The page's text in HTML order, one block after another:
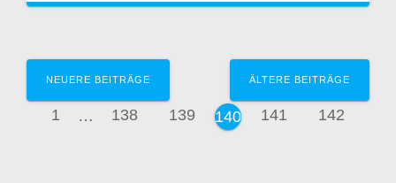
Beitragsnavigation
NEUERE BEITRÄGE
Seite
1 … Seite
138 Seite
139 Seite
140 Seite
141 Seite
142
ÄLTERE BEITRÄGE